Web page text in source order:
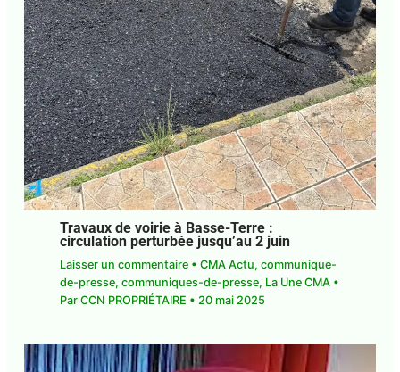
Travaux de voirie à Basse-Terre :
circulation perturbée jusqu’au 2 juin
Laisser un commentaire • CMA Actu, communique-
de-presse, communiques-de-presse, La Une CMA •
Par CCN PROPRIÉTAIRE • 20 mai 2025